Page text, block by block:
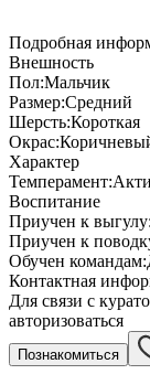
Подробная
Внешность
Пол:Мальчик
Размер:Средний
Шерсть:Короткая
Окрас:
Характер
Темперамент:
Воспитание
Приучен к выгулу:
Приучен к
Обучен командам:
Контактная
Для связи с
авторизоваться
Познакомиться